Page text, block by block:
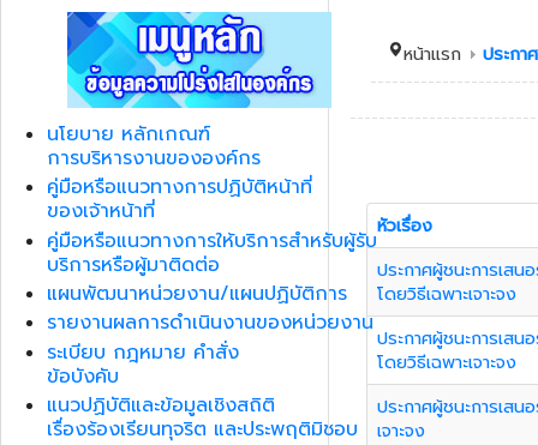
หน้าแรก ประก
หัวเรื่อง
ประกาศผู้ชนะการเส
โดยวิธีเฉพาะเจาะจง
ประกาศผู้ชนะการเส
โดยวิธีเฉพาะเจาะจง
ประกาศผู้ชนะการเส
เจาะจง
นโยบาย หลักเกณฑ์
การบริหารงานขององค์กร
คู่มือหรือแนวทางการปฏิบัติหน้าที่
ของเจ้าหน้าที่
คู่มือหรือแนวทางการให้บริการสำหรับผู้รับ
บริการหรือผู้มาติดต่อ
แผนพัฒนาหน่วยงาน/แผนปฏิบัติการ
รายงานผลการดำเนินงานของหน่วยงาน
ระเบียบ กฎหมาย คำสั่ง
ข้อบังคับ
แนวปฏิบัติและข้อมูลเชิงสถิติ
เรื่องร้องเรียนทุจริต และประพฤติมิชอบ